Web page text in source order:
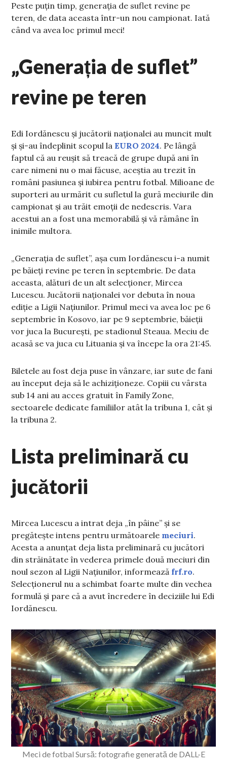
Peste puțin timp, generația de suflet revine pe
teren, de data aceasta într-un nou campionat. Iată
când va avea loc primul meci!
„Generația de suflet”
revine pe teren
Edi Iordănescu și jucătorii naționalei au muncit mult
și și-au îndeplinit scopul laEURO 2024. Pe lângă
faptul că au reușit să treacă de grupe după ani în
care nimeni nu o mai făcuse, aceștia au trezit în
români pasiunea și iubirea pentru fotbal. Milioane de
suporteri au urmărit cu sufletul la gură meciurile din
campionat și au trăit emoții de nedescris. Vara
acestui an a fost una memorabilă și vă rămâne în
inimile multora.
„Generația de suflet”, așa cum Iordănescu i-a numit
pe băieți revine pe teren în septembrie. De data
aceasta, alături de un alt selecționer, Mircea
Lucescu. Jucătorii naționalei vor debuta în noua
ediție a Ligii Națiunilor. Primul meci va avea loc pe 6
septembrie în Kosovo, iar pe 9 septembrie, băieții
vor juca la București, pe stadionul Steaua. Meciu de
acasă se va juca cu Lituania și va începe la ora 21:45.
Biletele au fost deja puse în vânzare, iar sute de fani
au început deja să le achiziționeze. Copiii cu vârsta
sub 14 ani au acces gratuit în Family Zone,
sectoarele dedicate familiilor atât la tribuna 1, cât și
la tribuna 2.
Lista preliminară cu
jucătorii
Mircea Lucescu a intrat deja „în pâine” și se
pregătește intens pentru următoarele meciuri.
Acesta a anunțat deja lista preliminară cu jucători
din străinătate în vederea primele două meciuri din
noul sezon al Ligii Națiunilor, informează frf.ro.
Selecționerul nu a schimbat foarte multe din vechea
formulă și pare că a avut încredere în deciziile lui Edi
Iordănescu.
Meci de fotbal Sursă: fotografie generată de DALL-E